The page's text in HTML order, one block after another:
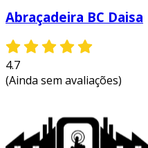
Abraçadeira BC Daisa
4.7
(Ainda sem avaliações)